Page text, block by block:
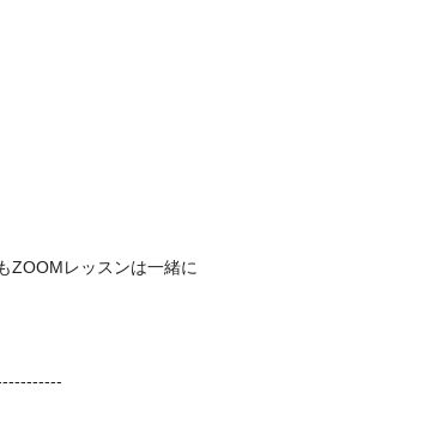
ZOOMレッスンは一緒に